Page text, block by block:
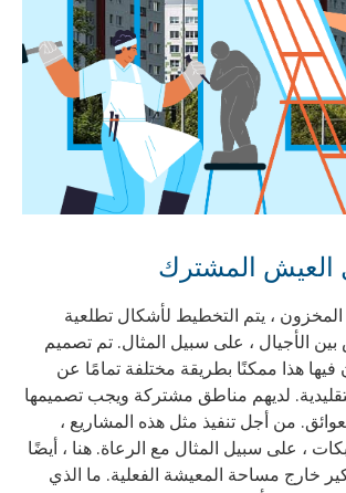
العيش المشترك
المخزون ، يتم التخطيط لأشكال تطلعية
الأجيال ، على سبيل المثال. تم تصميم
فيها هذا ممكنًا بطريقة مختلفة تمامًا عن
لديهم مناطق مشتركة ويجب تصميمها
من أجل تنفيذ مثل هذه المشاريع ،
، على سبيل المثال مع الرعاة. هنا ، أيضًا
خارج مساحة المعيشة الفعلية. ما الذي